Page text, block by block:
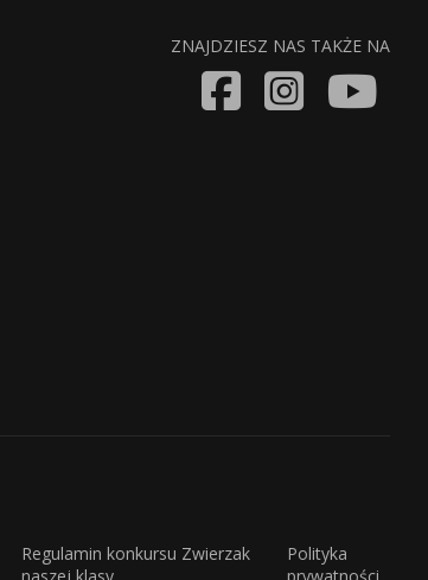
ZNAJDZIESZ NAS TAKŻE NA
Regulamin konkursu Zwierzak
naszej klasy
Polityka
prywatności